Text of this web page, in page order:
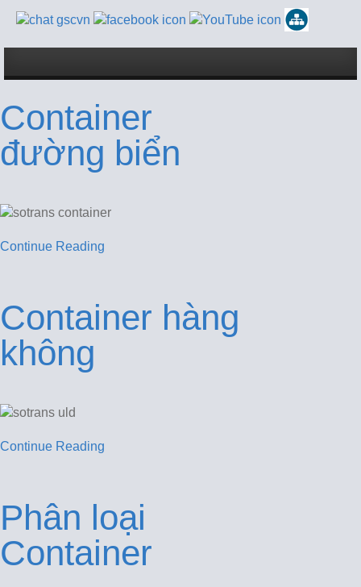
Container
đường biển
Continue Reading
Container hàng
không
Continue Reading
Phân loại
Container